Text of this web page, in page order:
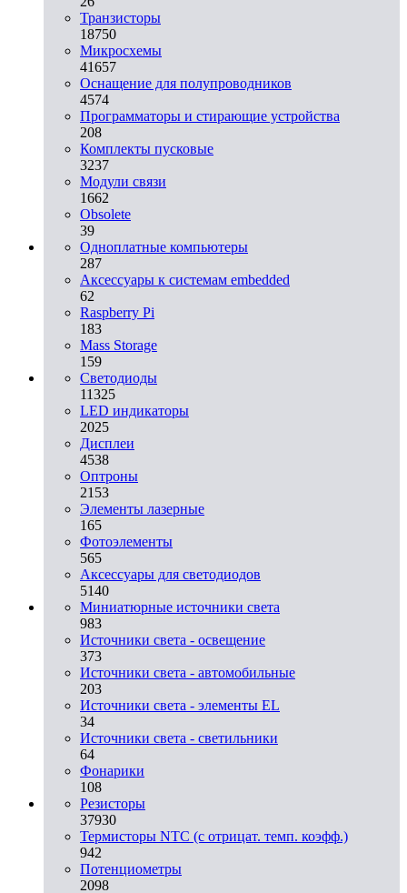
Транзисторы
18750
Микросхемы
41657
Оснащение для полупроводников
4574
Программаторы и стирающие устройства
208
Комплекты пусковые
3237
Модули связи
1662
Obsolete
39
Одноплатные компьютеры
287
Аксессуары к системам embedded
62
Raspberry Pi
183
Mass Storage
159
Светодиоды
11325
LED индикаторы
2025
Дисплеи
4538
Оптроны
2153
Элементы лазерные
165
Фотоэлементы
565
Аксессуары для светодиодов
5140
Миниатюрные источники света
983
Источники света - освещение
373
Источники света - автомобильные
203
Источники света - элементы EL
34
Источники света - светильники
64
Фонарики
108
Резисторы
37930
Термисторы NTC (с отрицат. темп. коэфф.)
942
Потенциометры
2098